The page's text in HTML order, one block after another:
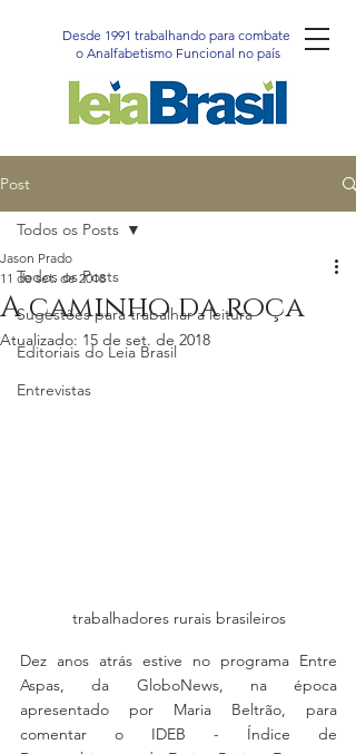
Desde 1991 trabalhando para combater
o Analfabetismo Funcional no país
Post
Todos os Posts
Sugestões para trabalhar a leitura
Editoriais do Leia Brasil
Entrevistas
Todos os Posts
A caminho da roça
Jason Prado
11 de set. de 2018
Atualizado: 15 de set. de 2018
trabalhadores rurais brasileiros
Dez anos atrás estive no programa Entre
Aspas, da GloboNews, na época
apresentado por Maria Beltrão, para
comentar o IDEB - Índice de